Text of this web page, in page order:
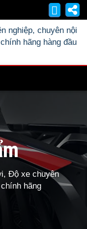
Độ xe chuyên
hãng